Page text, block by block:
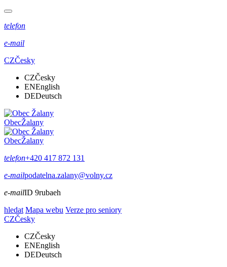
telefon
e-mail
CZČesky
CZČesky
ENEnglish
DEDeutsch
ObecŽalany
ObecŽalany
telefon+420 417 872 131
e-mailpodatelna.zalany@volny.cz
e-mailID 9rubaeh
hledat Mapa webu Verze pro seniory
CZČesky
CZČesky
ENEnglish
DEDeutsch